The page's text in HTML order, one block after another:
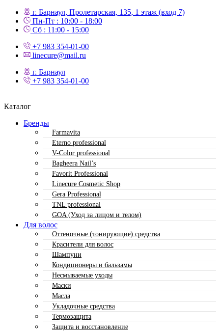
г. Барнаул, Пролетарская, 135,​ 1 этаж (вход 7)
Пн-Пт : 10:00 - 18:00
Сб : 11:00 - 15:00
+7 983 354-01-00
linecure@mail.ru
г. Барнаул
+7 983 354-01-00
Каталог
Бренды
Farmavita
Eterno professional
V-Color professional
Bagheera Nail’s
Favorit Professional
Linecure Cosmetic Shop
Gera Professional
TNL professional
GOA (Уход за лицом и телом)
Для волос
Оттеночные (тонирующие) средства
Красители для волос
Шампуни
Кондиционеры и бальзамы
Несмываемые уходы
Маски
Масла
Укладочные средства
Термозащита
Защита и восстановление